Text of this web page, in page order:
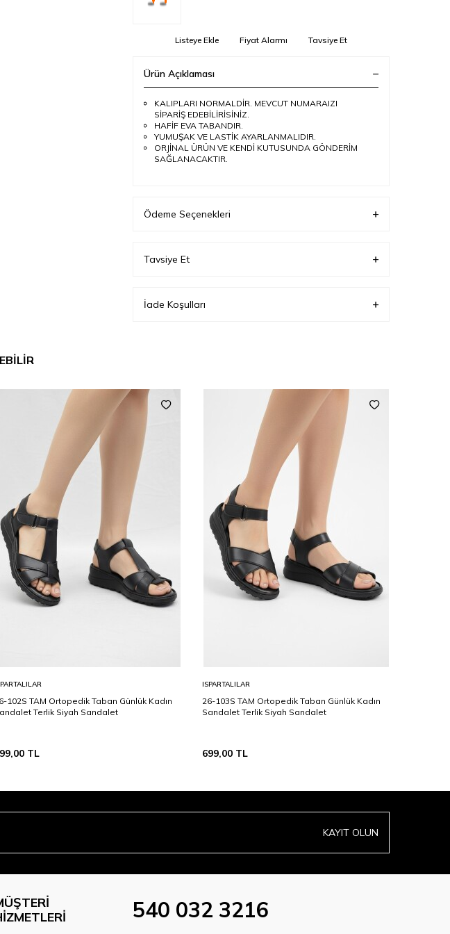
Listeye Ekle Fiyat Alarmı Tavsiye Et
Ürün Açıklaması
KALIPLARI NORMALDİR. MEVCUT NUMARAIZI
SİPARİŞ EDEBİLİRİSİNİZ.
HAFİF EVA TABANDIR.
YUMUŞAK VE LASTİK AYARLANMALIDIR.
ORJİNAL ÜRÜN VE KENDİ KUTUSUNDA GÖNDERİM
SAĞLANACAKTIR.
Ödeme Seçenekleri
Tavsiye Et
İade Koşulları
102S TAM Ortopedik Taban Günlük Kadın
Terlik Siyah Sandalet
TL
ISPARTALILAR
26-103S TAM Ortopedik Taban Günlük Kadın
Sandalet Terlik Siyah Sandalet
699,00 TL
KAYIT OLUN
540 032 3216